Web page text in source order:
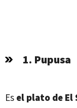
1. Pupusa
Es el plato de El